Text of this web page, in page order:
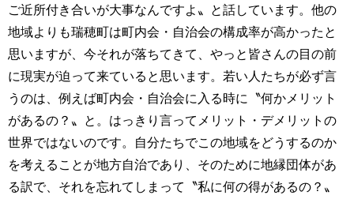
ご近所付き合いが大事なんですよ〟と話しています。他の
地域よりも瑞穂町は町内会・自治会の構成率が高かったと
思いますが、今それが落ちてきて、やっと皆さんの目の前
に現実が迫って来ていると思います。若い人たちが必ず言
うのは、例えば町内会・自治会に入る時に〝何かメリット
があるの？〟と。はっきり言ってメリット・デメリットの
世界ではないのです。自分たちでこの地域をどうするのか
を考えることが地方自治であり、そのために地縁団体があ
る訳で、それを忘れてしまって〝私に何の得があるの？〟